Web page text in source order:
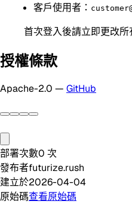
客戶使用者：
首次登入後請立即更改所
授權條款
Apache-2.0 — GitHub
部署次數0 次
發布者futurize.rush
建立於2026-04-04
原始碼查看原始碼